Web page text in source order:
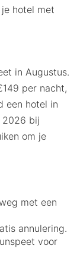
hotel met
in Augustus.
per nacht,
een hotel in
2026 bij
om je
met een
annulering.
voor